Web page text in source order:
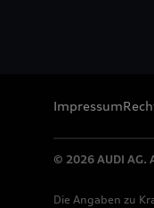
Impressum
© 2026 AUDI AG.
Die Angaben zu